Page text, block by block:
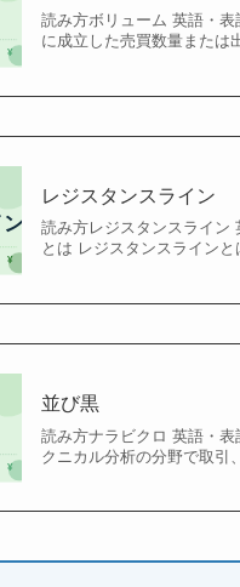
読み方ボリューム 英語・
に成立した売買数量または
レジスタンスライン
読み方レジスタンスライン
とは レジスタンスライン
並び黒
読み方ナラビクロ 英語・
クニカル分析の分野で取引